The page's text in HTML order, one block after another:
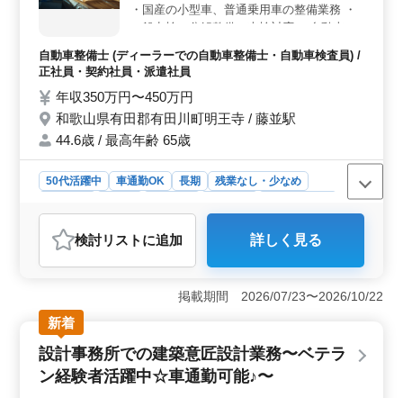
・国産の小型車、普通乗用車の整備業務 ・
一般点検、分解整備、車検対応 ・自動車の
納車作業に関わる業務 ・自動車電装品の修
理、取り付けなど ＊自動車整備経験のある
方、検査員経験者歓迎致します！ ＊整備士
として長く働いてきた50代の方を募集中！
＊今までの経験を活かして働きませんか？ご
応募お待ちしております
自動車整備士 (ディーラーでの自動車整備士・自動車検査員) /
正社員・契約社員・派遣社員
年収350万円〜450万円
和歌山県有田郡有田川町明王寺 / 藤並駅
44.6歳 / 最高年齢 65歳
50代活躍中 車通勤OK 長期
残業なし・少なめ
おすすめポイント
＜安定した雇用＞ 国産ディーラーでの正社員・契約社
員・派遣社員の雇用機会があります。年収350万〜450万
円の魅力的な待遇で、中高年も活躍中です。経験者や検
査員資格者、50代の方も歓迎です。 ＜整備スキル向
上＞ 国産車の整備業務に携わり、一般点検から分解整
備、車検まで幅広い経験が積めます。自動車電装品の修
理・取り付けなど、スキル向上に繋がる業務が豊富で
す。 ＜働きやすい環境＞ 和歌山県有田郡有田川町
の美しい自然に囲まれた職場です。週5〜6日の柔軟なシ
検討リスト に追加 詳しく見る
掲載期間 2026/07/23〜2026/10/22
新着
設計事務所での建築意匠設計業務〜ベテラ
ン経験者活躍中☆車通勤可能♪〜